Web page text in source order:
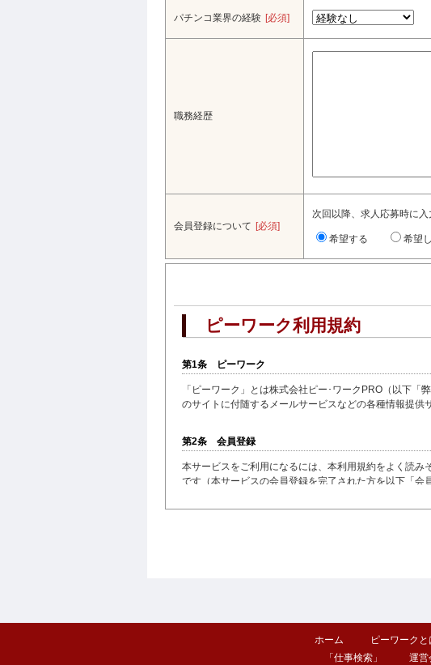
パチンコ業界の経験 [必須]
職務経歴
会員登録について [必須]
次回以降、求人応募時に入
希望する 希望
ピーワーク利用規約
第1条 ピーワーク
「ピーワーク」とは株式会社ピー･ワークPRO（以下
のサイトに付随するメールサービスなどの各種情報提供
第2条 会員登録
本サービスをご利用になるには、本利用規約をよく読
です（本サービスの会員登録を完了された方を以下「
ホーム ピーワークと
「仕事検索」
運営